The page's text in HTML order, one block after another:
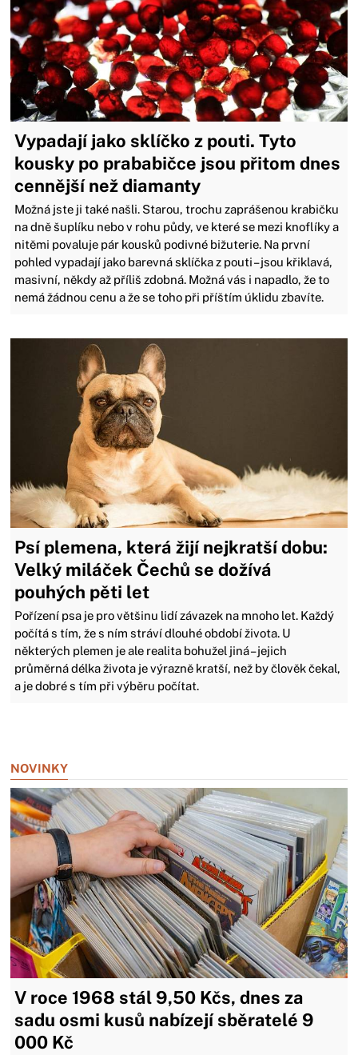
Vypadají jako sklíčko z pouti. Tyto
kousky po prababičce jsou přitom dnes
cennější než diamanty
Možná jste ji také našli. Starou, trochu zaprášenou krabičku
na dně šuplíku nebo v rohu půdy, ve které se mezi knoflíky a
nitěmi povaluje pár kousků podivné bižuterie. Na první
pohled vypadají jako barevná sklíčka z pouti – jsou křiklavá,
masivní, někdy až příliš zdobná. Možná vás i napadlo, že to
nemá žádnou cenu a že se toho při příštím úklidu zbavíte.
Psí plemena, která žijí nejkratší dobu:
Velký miláček Čechů se dožívá
pouhých pěti let
Pořízení psa je pro většinu lidí závazek na mnoho let. Každý
počítá s tím, že s ním stráví dlouhé období života. U
některých plemen je ale realita bohužel jiná – jejich
průměrná délka života je výrazně kratší, než by člověk čekal,
a je dobré s tím při výběru počítat.
NOVINKY
V roce 1968 stál 9,50 Kčs, dnes za
sadu osmi kusů nabízejí sběratelé 9
000 Kč